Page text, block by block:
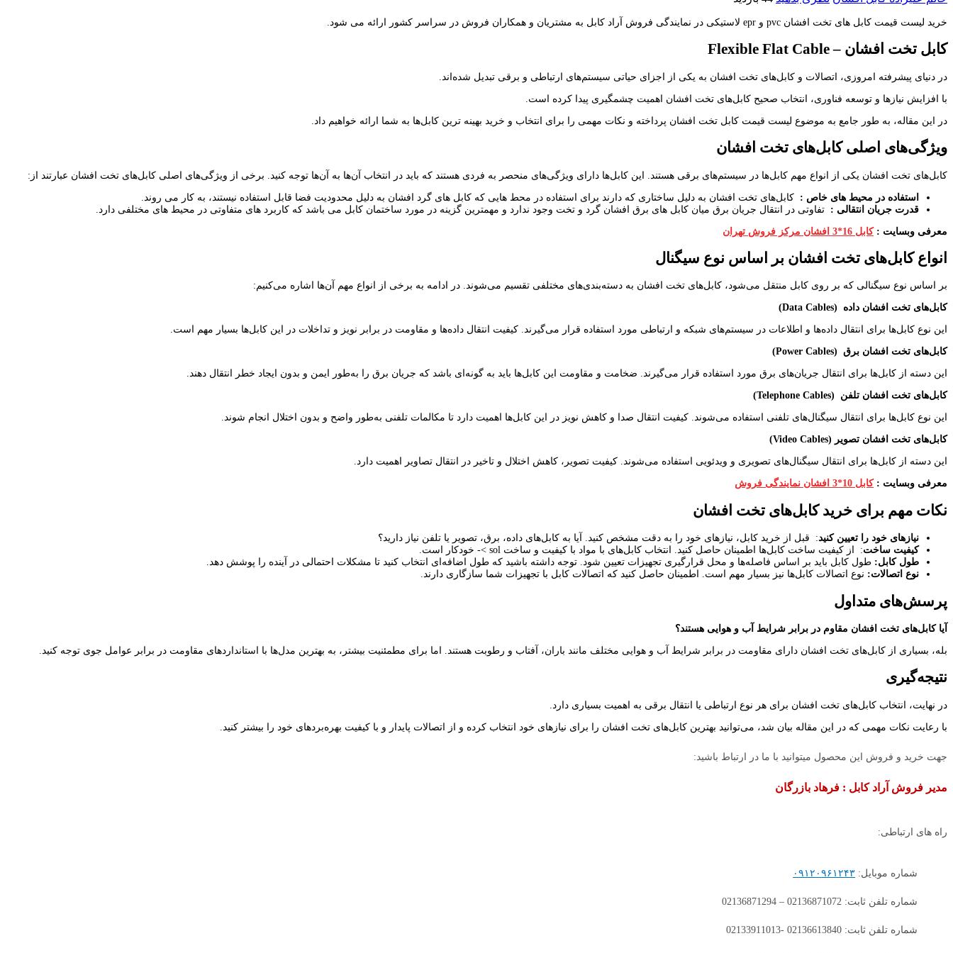
خرید لیست قیمت کابل های تخت افشان pvc و epr لاستیکی در نمایندگی فروش آراد کابل به مشتریان و همکاران فروش در سراسر کشور ارائه می شود.
کابل تخت افشان –Flexible Flat Cable
در دنیای پیشرفته امروزی، اتصالات و کابل‌های تخت افشان به یکی از اجزای حیاتی سیستم‌های ارتباطی و برقی تبدیل شده‌اند.
با افزایش نیازها و توسعه فناوری، انتخاب صحیح کابل‌های تخت افشان اهمیت چشمگیری پیدا کرده است.
در این مقاله، به طور جامع به موضوع لیست قیمت کابل تخت افشان پرداخته و نکات مهمی را برای انتخاب و خرید بهینه ‌ترین کابل‌ها به شما ارائه خواهیم داد.
ویژگی‌های اصلی کابل‌های تخت افشان
کابل‌های تخت افشان یکی از انواع مهم کابل‌ها در سیستم‌های برقی هستند. این کابل‌ها دارای ویژگی‌های منحصر به فردی هستند که باید در انتخاب آن‌ها به آن‌ها توجه کنید. برخی از ویژگی‌های اصلی کابل‌های تخت افشان عبارتند از:
استفاده در محیط های خاص : کابل‌های تخت افشان به دلیل ساختاری که دارند برای استفاده در محط هایی که کابل های گرد افشان به دلیل محدودیت فضا قابل استفاده نیستند، به کار می روند.
قدرت جریان انتقالی : تفاوتی در انتقال جریان برق میان کابل های برق افشان گرد و تخت وجود ندارد و مهمترین گزینه در مورد ساختمان کابل می باشد که کاربرد های متفاوتی در محیط های مختلفی دارد.
معرفی وبسایت :کابل 16*3 افشان مرکز فروش تهران
انواع کابل‌های تخت افشان بر اساس نوع سیگنال
بر اساس نوع سیگنالی که بر روی کابل منتقل می‌شود، کابل‌های تخت افشان به دسته‌بندی‌های مختلفی تقسیم می‌شوند. در ادامه به برخی از انواع مهم آن‌ها اشاره می‌کنیم:
کابل‌های تخت افشان داده (Data Cables)
این نوع کابل‌ها برای انتقال داده‌ها و اطلاعات در سیستم‌های شبکه و ارتباطی مورد استفاده قرار می‌گیرند. کیفیت انتقال داده‌ها و مقاومت در برابر نویز و تداخلات در این کابل‌ها بسیار مهم است.
کابل‌های تخت افشان برق (Power Cables)
این دسته از کابل‌ها برای انتقال جریان‌های برق مورد استفاده قرار می‌گیرند. ضخامت و مقاومت این کابل‌ها باید به گونه‌ای باشد که جریان برق را به‌طور ایمن و بدون ایجاد خطر انتقال دهند.
کابل‌های تخت افشان تلفن (Telephone Cables)
این نوع کابل‌ها برای انتقال سیگنال‌های تلفنی استفاده می‌شوند. کیفیت انتقال صدا و کاهش نویز در این کابل‌ها اهمیت دارد تا مکالمات تلفنی به‌طور واضح و بدون اختلال انجام شوند.
کابل‌های تخت افشان تصویر (Video Cables)
این دسته از کابل‌ها برای انتقال سیگنال‌های تصویری و ویدئویی استفاده می‌شوند. کیفیت تصویر، کاهش اختلال و تاخیر در انتقال تصاویر اهمیت دارد.
معرفی وبسایت :کابل 10*3 افشان نمایندگی فروش
نکات مهم برای خرید کابل‌های تخت افشان
نیازهای خود را تعیین کنید: قبل از خرید کابل، نیازهای خود را به دقت مشخص کنید. آیا به کابل‌های داده، برق، تصویر یا تلفن نیاز دارید؟
کیفیت ساخت: از کیفیت ساخت کابل‌ها اطمینان حاصل کنید. انتخاب کابل‌های با مواد با کیفیت و ساخت sol >- خودکار است.
طول کابل: طول کابل باید بر اساس فاصله‌ها و محل قرارگیری تجهیزات تعیین شود. توجه داشته باشید که طول اضافه‌ای انتخاب کنید تا مشکلات احتمالی در آینده را پوشش دهد.
نوع اتصالات: نوع اتصالات کابل‌ها نیز بسیار مهم است. اطمینان حاصل کنید که اتصالات کابل با تجهیزات شما سازگاری دارند.
پرسش‌های متداول
آیا کابل‌های تخت افشان مقاوم در برابر شرایط آب و هوایی هستند؟
بله، بسیاری از کابل‌های تخت افشان دارای مقاومت در برابر شرایط آب و هوایی مختلف مانند باران، آفتاب و رطوبت هستند. اما برای مطمئنیت بیشتر، به بهترین مدل‌ها با استانداردهای مقاومت در برابر عوامل جوی توجه کنید.
نتیجه‌گیری
در نهایت، انتخاب کابل‌های تخت افشان برای هر نوع ارتباطی یا انتقال برقی به اهمیت بسیاری دارد.
با رعایت نکات مهمی که در این مقاله بیان شد، می‌توانید بهترین کابل‌های تخت افشان را برای نیازهای خود انتخاب کرده و از اتصالات پایدار و با کیفیت بهره‌بردهای خود را بیشتر کنید.
جهت خرید و فروش این محصول میتوانید با ما در ارتباط باشید:
مدیر فروش آراد کابل : فرهاد بازرگان
راه های ارتباطی:
شماره موبایل: ۰۹۱۲۰۹۶۱۲۴۳
شماره تلفن ثابت: 02136871072 – 02136871294
شماره تلفن ثابت: 02136613840 -02133911013